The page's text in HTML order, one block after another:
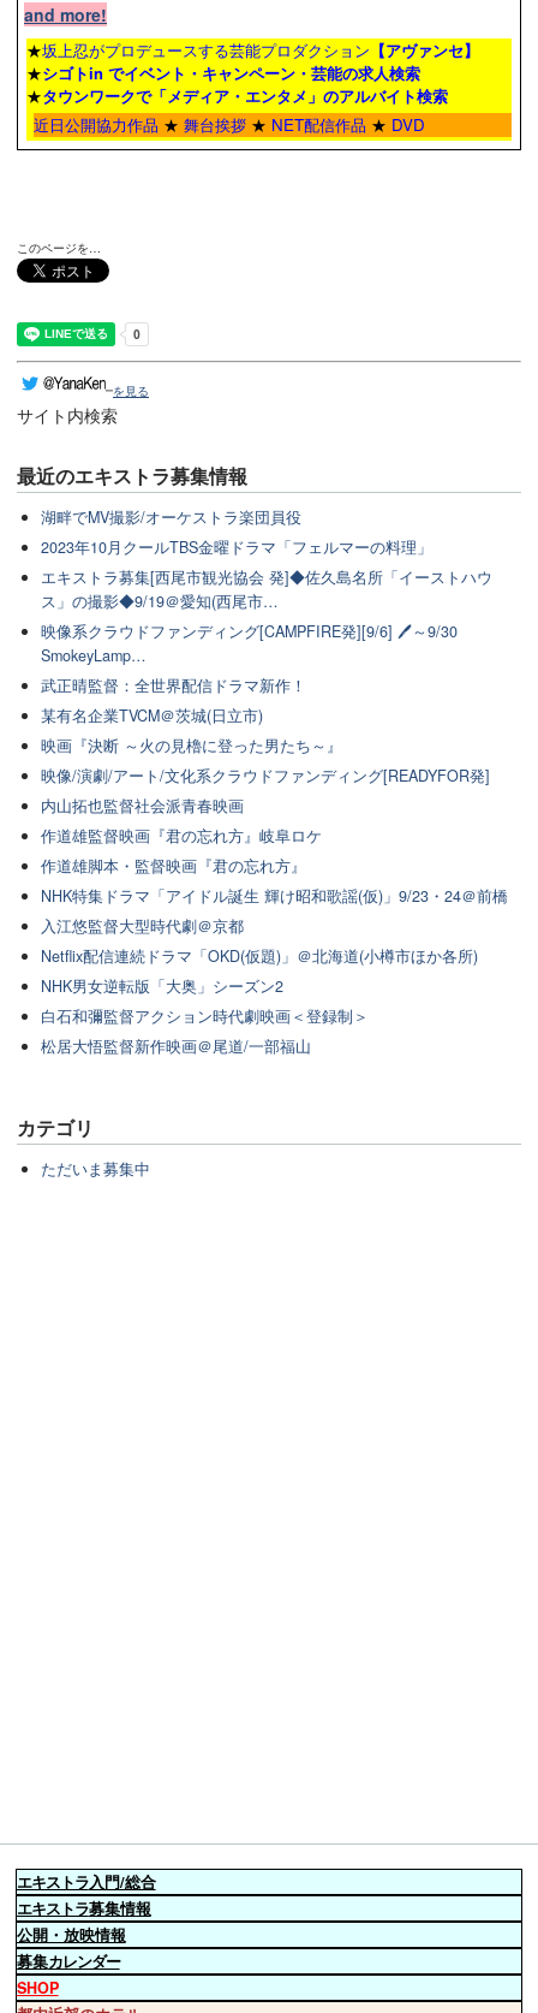
and more!
★坂上忍がプロデュースする芸能プロダクション 【アヴァンセ】
★シゴトin でイベント・キャンペーン・芸能の求人検索
★タウンワークで「メディア・エンタメ」のアルバイト検索
近日公開協力作品 ★ 舞台挨拶 ★ NET配信作品 ★ DVD
このページを…
を見る
サイト内検索
最近のエキストラ募集情報
湖畔でMV撮影/オーケストラ楽団員役
2023年10月クールTBS金曜ドラマ「フェルマーの料理」
エキストラ募集[西尾市観光協会 発]◆佐久島名所「イーストハウ
ス」の撮影◆9/19＠愛知(西尾市…
映像系クラウドファンディング[CAMPFIRE発][9/6] 🖊～9/30
SmokeyLamp…
武正晴監督：全世界配信ドラマ新作！
某有名企業TVCM＠茨城(日立市)
映画『決断 ～火の見櫓に登った男たち～』
映像/演劇/アート/文化系クラウドファンディング[READYFOR発]
内山拓也監督社会派青春映画
作道雄監督映画『君の忘れ方』岐阜ロケ
作道雄脚本・監督映画『君の忘れ方』
NHK特集ドラマ「アイドル誕生 輝け昭和歌謡(仮)」9/23・24＠前橋
入江悠監督大型時代劇＠京都
Netflix配信連続ドラマ「OKD(仮題)」＠北海道(小樽市ほか各所)
NHK男女逆転版「大奥」シーズン2
白石和彌監督アクション時代劇映画＜登録制＞
松居大悟監督新作映画＠尾道/一部福山
カテゴリ
ただいま募集中
エキストラ入門/総合
エキストラ募集情報
公開・放映情報
募集カレンダー
SHOP